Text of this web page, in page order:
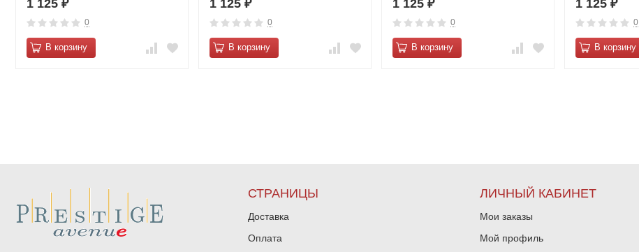
1 125 ₽
0
В корзину
1 125 ₽
0
В корзину
1 125 ₽
0
В корзину
1 125 ₽
0
В корзину
СТРАНИЦЫ
Доставка
Оплата
ЛИЧНЫЙ КАБИНЕТ
Мои заказы
Мой профиль